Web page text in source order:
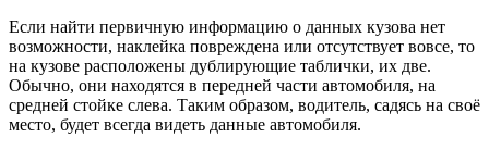
Если найти первичную информацию о данных кузова нет
возможности, наклейка повреждена или отсутствует вовсе, то
на кузове расположены дублирующие таблички, их две.
Обычно, они находятся в передней части автомобиля, на
средней стойке слева. Таким образом, водитель, садясь на своё
место, будет всегда видеть данные автомобиля.